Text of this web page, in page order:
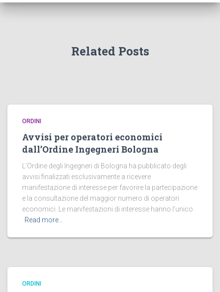
Related Posts
ORDINI
Avvisi per operatori economici
dall’Ordine Ingegneri Bologna
L’Ordine degli Ingegneri di Bologna ha pubblicato degli
avvisi finalizzati esclusivamente a ricevere
manifestazione di interesse per favorire la partecipazione
e la consultazione del maggior numero di operatori
economici. Le manifestazioni di interesse hanno l’unico
Read more…
ORDINI